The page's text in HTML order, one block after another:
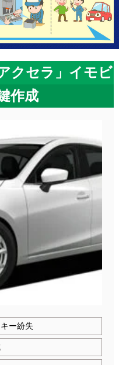
クセラ」イモビ
作成
ー紛失